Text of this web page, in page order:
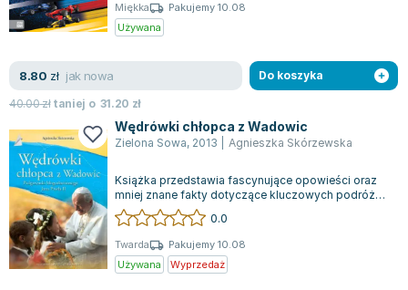
Miękka
Pakujemy 10.08
Używana
8.80 zł jak nowa
40.00złtaniej o 31.20 zł
Do koszyka
Wędrówki chłopca z Wadowic
Zielona Sowa, 2013 Agnieszka Skórzewska
Książka przedstawia fascynujące opowieści oraz
mniej znane fakty dotyczące kluczowych podróży i
pielgrzymek Jana Pawła II. Publika...
0.0
Twarda
Pakujemy 10.08
Używana
Wyprzedaż